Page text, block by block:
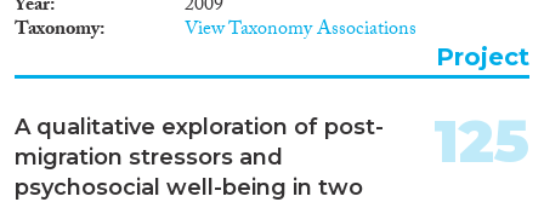
denied). For the FRA, this
hands-on approach was
particularly important in order to
evidence-based advice.
Year 2009
Taxonomy View Taxonomy Associations
Project
A qualitative exploration of post-
migration stressors and
psychosocial well-being in two
125